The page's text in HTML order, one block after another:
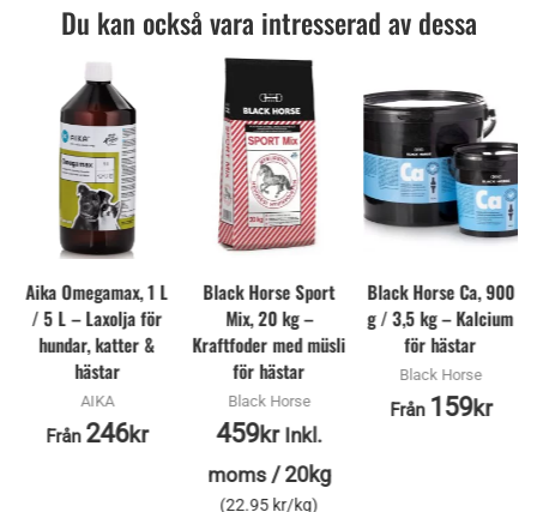
Du kan också vara intresserad av dessa
Aika Omegamax, 1 L
/ 5 L – Laxolja för
hundar, katter &
hästar
AIKA
Från 246kr
Black Horse Sport
Mix, 20 kg –
Kraftfoder med müsli
för hästar
Black Horse
459kr Inkl.
moms/20kg
(22.95 kr/kg)
Black Horse Ca, 900
g / 3,5 kg – Kalcium
för hästar
Black Horse
Från 159kr